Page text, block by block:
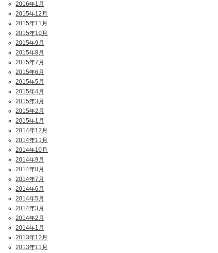
2016年1月
2015年12月
2015年11月
2015年10月
2015年9月
2015年8月
2015年7月
2015年6月
2015年5月
2015年4月
2015年3月
2015年2月
2015年1月
2014年12月
2014年11月
2014年10月
2014年9月
2014年8月
2014年7月
2014年6月
2014年5月
2014年3月
2014年2月
2014年1月
2013年12月
2013年11月